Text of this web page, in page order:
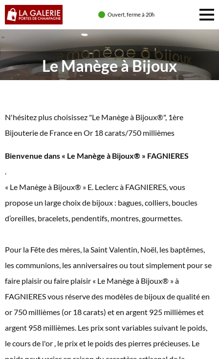
Ouvert, ferme à 20h
Le Manège à Bijoux
N'hésitez plus choisissez "Le Manège à Bijoux®", 1ère
Bijouterie de France en Or 18 carats/750 millièmes
Bienvenue dans « Le Manège à Bijoux® » FAGNIERES
.
« Le Manège à Bijoux® » E. Leclerc à FAGNIERES, vous
propose un large choix de bijoux : bagues, colliers, boucles
d’oreilles, bracelets, pendentifs, montres, gourmettes.
Pour la Fête des mères, la Saint Valentin, Noël, les baptêmes,
les communions, les anniversaires ou tout simplement pour se
faire plaisir ou faire plaisir « Le Manège à Bijoux® » à
FAGNIERES vous réserve des modèles de bijoux de qualité en
or 750 millièmes (or 18 carats) et en argent 925 millièmes et
argent 958 millièmes. Les prix sont variables suivant le poids,
le cours de l'or , le prix et le poids des pierres précieuses. Le